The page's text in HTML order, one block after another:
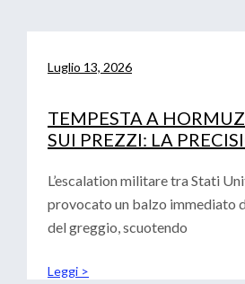
Luglio 13, 2026
TEMPESTA A
SUI PREZZI: LA
FINANZIARIA
L’escalation militare tra Stati
provocato un balzo immediato
del greggio, scuotendo
Leggi >